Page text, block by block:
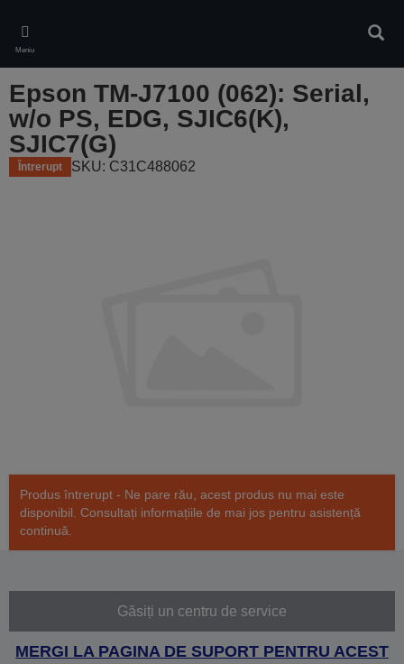
main
content
Meniu
Epson TM-J7100 (062): Serial,
w/o PS, EDG, SJIC6(K),
SJIC7(G)
Întrerupt SKU: C31C488062
Produs întrerupt - Ne pare rău, acest produs nu mai este
disponibil. Consultați informațiile de mai jos pentru asistență
continuă.
Găsiți un centru de service
MERGI LA PAGINA DE SUPORT PENTRU ACEST